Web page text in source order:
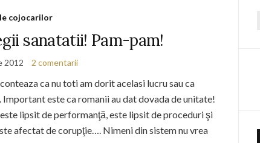
cojocarilor
sanatatii! Pam-pam!
2012 2 comentarii
ca nu toti am dorit acelasi lucru sau ca
este ca romanii au dat dovada de unitate!
lipsit de performanţă, este lipsit de proceduri şi
afectat de corupţie…. Nimeni din sistem nu vrea